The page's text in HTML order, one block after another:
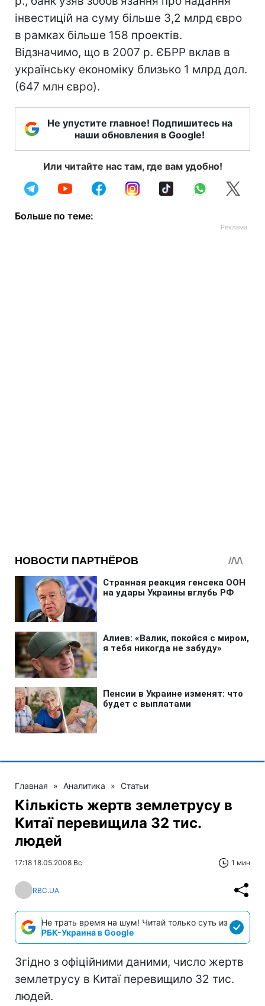
інвестицій на суму більше 3,2 млрд євро
в рамках більше 158 проектів.
Відзначимо, що в 2007 р. ЄБРР вклав в
українську економіку близько 1 млрд дол.
(647 млн євро).
Не упустите главное! Подпишитесь на
наши обновления в Google!
Или читайте нас там, где вам удобно!
Больше по теме:
Главная » Аналитика » Статьи
Кількість жертв землетрусу в
Китаї перевищила 32 тис.
людей
17:18 18.05.2008 Вс 1 мин
RBC.UA
Не трать время на шум! Читай только суть из
РБК-Украина в Google
Згідно з офіційними даними, число жертв
землетрусу в Китаї перевищило 32 тис.
людей.